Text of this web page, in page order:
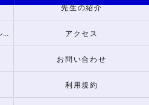
先生の紹介
ラブアンドライトの理念：吉田ルナからのメッセージ アクセス
お問い合わせ
利用規約